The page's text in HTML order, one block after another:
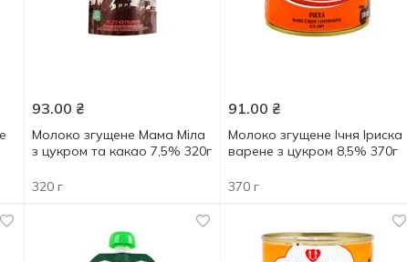
93.00 ₴
Молоко згущене Мама Міла
з цукром та какао 7,5% 320г
320 г
91.00 ₴
Молоко згущене Ічня Іриска
варене з цукром 8,5% 370г
370 г